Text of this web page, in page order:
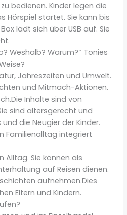
bedienen. Kinder legen die
Hörspiel startet. Sie kann bis
lädt sich über USB auf. Sie
Weshalb? Warum?“ Tonies
Jahreszeiten und Umwelt.
und Mitmach-Aktionen.
Inhalte sind von
sind altersgerecht und
die Neugier der Kinder.
Familienalltag integriert
Alltag. Sie können als
auf Reisen dienen.
aufnehmen.Dies
Eltern und Kindern.